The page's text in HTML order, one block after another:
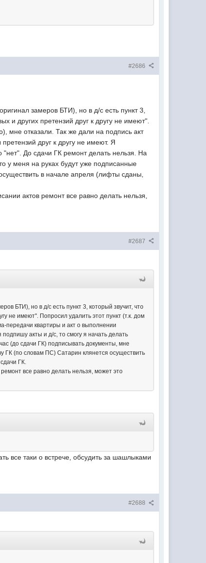
#2686
замеров БТИ), но в д/с есть пункт 3,
и других претензий друг к другу не имеют".
мне отказали. Так же дали на подпись акт
друг к другу не имеют. Я
"нет". До сдачи ГК ремонт делать нельзя. На
у меня на руках будут уже подписанные
в начале апреля (лифты сданы,
актов ремонт все равно делать нельзя,
#2687
БТИ), но в д/с есть пункт 3, который звучит, что
не имеют". Попросил удалить этот пункт (т.к. дом
передачи квартиры и акт о выполнении
акты и д/с, то смогу я начать делать
(до сдачи ГК) подписывать документы, мне
ГК (по словам ПС) Сатарин клянется осуществить
ГК.
все равно делать нельзя, может это
все таки о встрече, обсудить за шашлыками
#2688